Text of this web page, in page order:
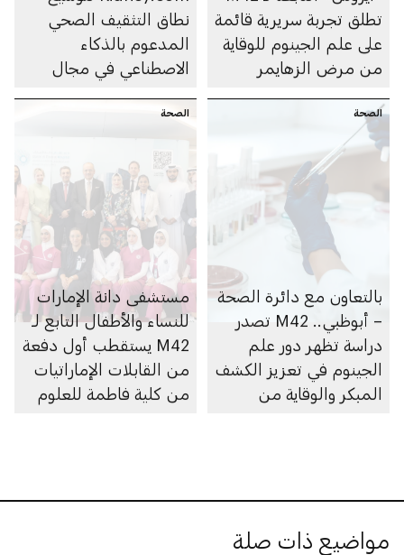
تطلق تجربة سريرية قائمة
على علم الجينوم للوقاية
من مرض الزهايمر
نطاق التثقيف الصحي
المدعوم بالذكاء
الاصطناعي في مجال
الصحة
بالتعاون مع دائرة الصحة
– أبوظبي.. M42 تصدر
دراسة تظهر دور علم
الجينوم في تعزيز الكشف
المبكر والوقاية من
الصحة
مستشفى دانة الإمارات
للنساء والأطفال التابع لـ
M42 يستقطب أول دفعة
من القابلات الإماراتيات
من كلية فاطمة للعلوم
مواضيع ذات صلة